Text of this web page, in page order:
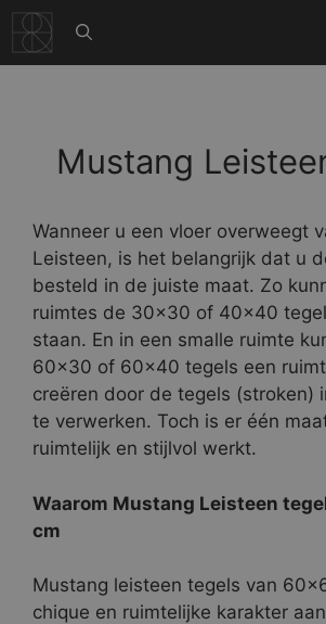
naar
de
Mustang
Wanneer u een vloer overweegt
Leisteen, is het belangrijk dat u
besteld in de juiste maat. Zo
ruimtes de 30×30 of 40×40
staan. En in een smalle ruimte
60×30 of 60×40 tegels een
creëren door de tegels (stroken)
te verwerken. Toch is er één
ruimtelijk en stijlvol werkt.
Waarom Mustang Leisteen
cm
Mustang leisteen tegels van
chique en ruimtelijke karakter